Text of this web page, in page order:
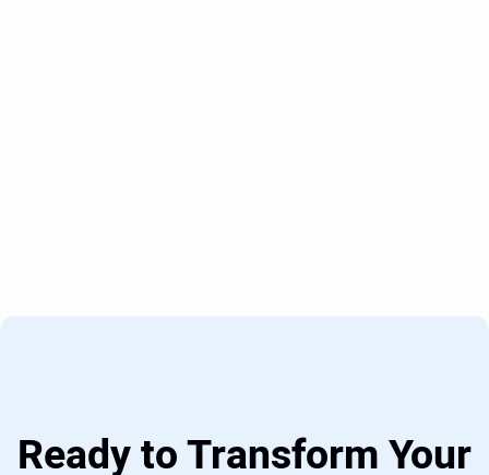
Ready to Transform Your